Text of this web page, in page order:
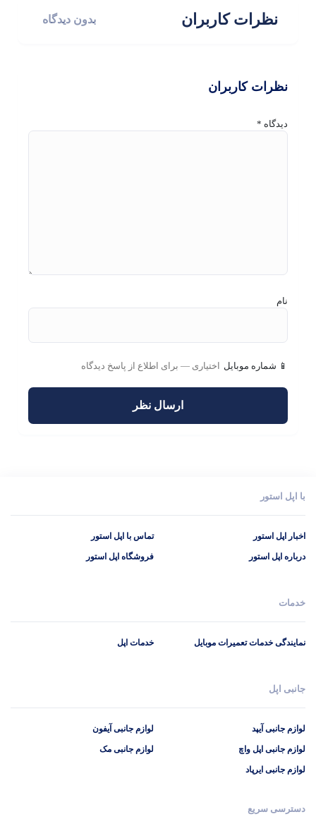
نظرات کاربران بدون دیدگاه
نظرات کاربران
دیدگاه *
نام
📱 شماره موبایل
با اپل استور
اخبار اپل استور
درباره اپل استور
تماس با اپل استور
فروشگاه اپل استور
خدمات
نمایندگی خدمات تعمیرات موبایل خدمات اپل
جانبی اپل
لوازم جانبی آیپد
لوازم جانبی اپل واچ
لوازم جانبی ایرپاد
لوازم جانبی آیفون
لوازم جانبی مک
دسترسی سریع